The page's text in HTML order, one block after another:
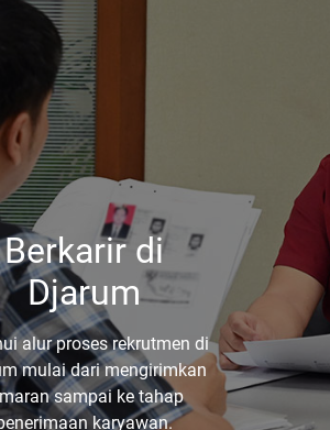
Berkarir di
Djarum
alur proses rekrutmen di
mulai dari mengirimkan
sampai ke tahap
karyawan.